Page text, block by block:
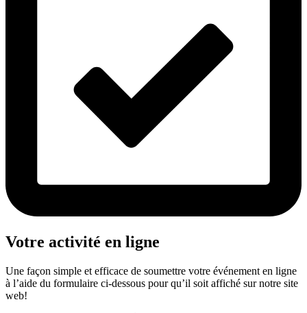
Votre activité en ligne
Une façon simple et efficace de soumettre votre événement en ligne
à l’aide du formulaire ci-dessous pour qu’il soit affiché sur notre site
web!